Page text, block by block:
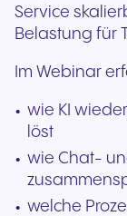
Service
Belastung für
Im Webinar
wie KI
löst
wie Chat-
welche